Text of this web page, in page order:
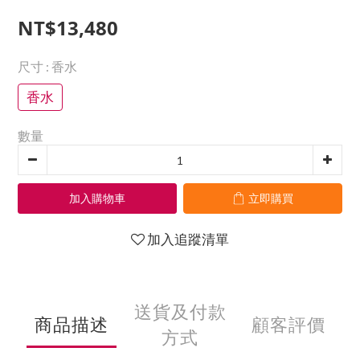
NT$13,480
尺寸 : 香水
香水
數量
加入購物車 立即購買
加入追蹤清單
商品描述
送貨及付款
方式
顧客評價